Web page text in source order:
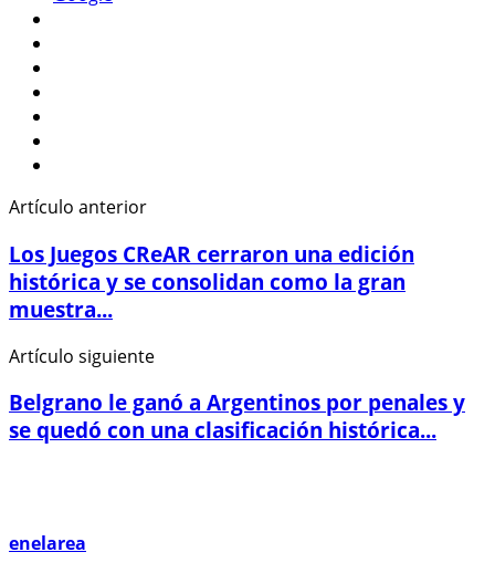
Artículo anterior
Los Juegos CReAR cerraron una edición
histórica y se consolidan como la gran
muestra...
Artículo siguiente
Belgrano le ganó a Argentinos por penales y
se quedó con una clasificación histórica...
enelarea